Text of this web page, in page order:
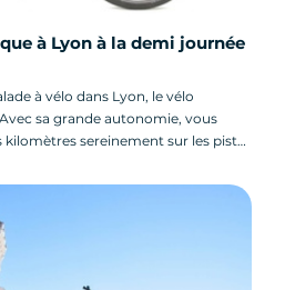
à Lyon à la demi journée
à vélo dans Lyon, le vélo
sa grande autonomie, vous
sereinement sur les pistes
tous les services Mobilboard.